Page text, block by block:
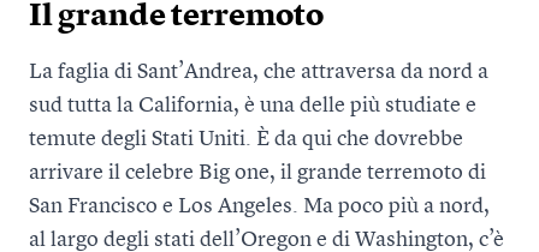
Il grande terremoto
La faglia di Sant’Andrea, che attraversa da nord a
sud tutta la California, è una delle più studiate e
temute degli Stati Uniti. È da qui che dovrebbe
arrivare il celebre Big one, il grande terremoto di
San Francisco e Los Angeles. Ma poco più a nord,
al largo degli stati dell’Oregon e di Washington, c’è